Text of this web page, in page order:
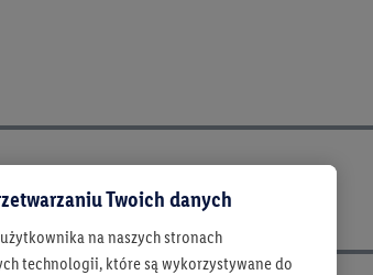
Twoich danych
na naszych stronach
technologii, które są wykorzystywane do